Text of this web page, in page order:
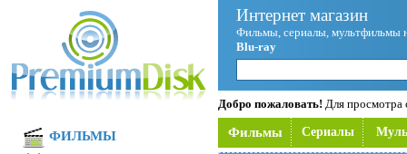
Интернет магазин
Фильмы, сериалы, мультфильмы
Blu-ray
Добро пожаловать! Для просмотра
Фильмы Сериалы
ФИЛЬМЫ